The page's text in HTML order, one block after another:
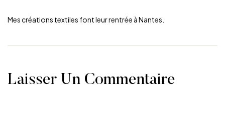
Mes créations textiles font leur rentrée à Nantes.
Laisser Un Commentaire